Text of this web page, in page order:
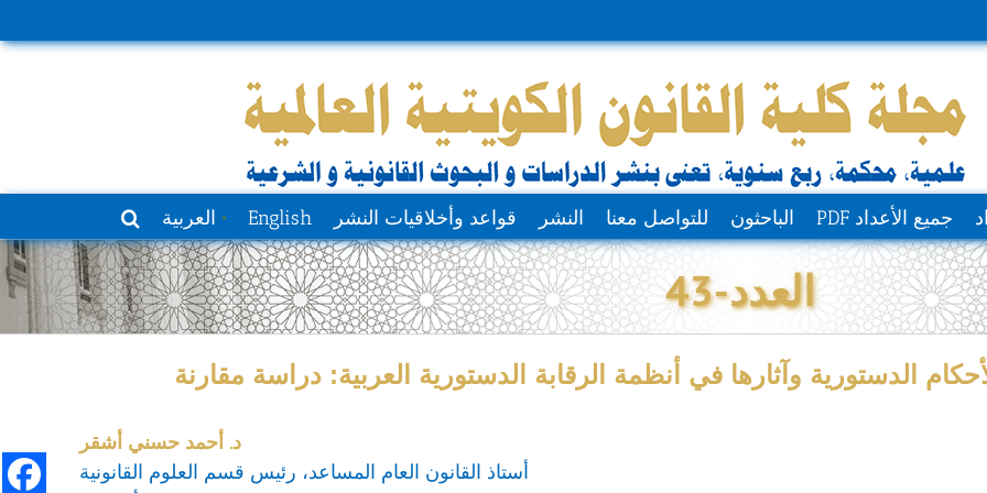
جميع الأعداد PDF الباحثون للتواصل معنا النشر قواعد وأخلاقيات النشر English العربية
العدد-43
الدستورية وآثارها في أنظمة الرقابة الدستورية العربية: دراسة مقارنة
د. أحمد حسني أشقر
أستاذ القانون العام المساعد، رئيس قسم العلوم القانونية